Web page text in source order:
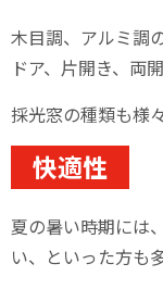
木目調、アルミ調
ドア、片開き、両
採光窓の種類も様々
快適性
夏の暑い時期には
い、といった方も